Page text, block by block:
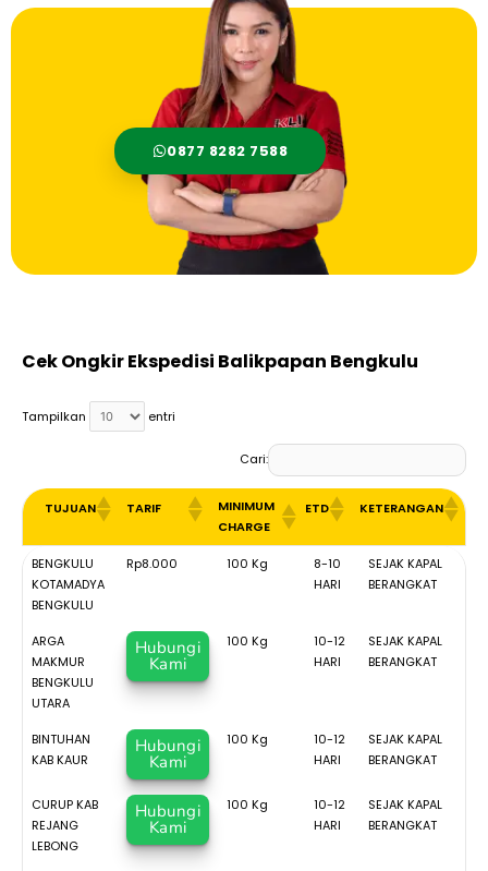
0877 8282 7588
Cek Ongkir Ekspedisi Balikpapan Bengkulu
Tampilkan entri
Cari:
TUJUAN TARIF
MINIMUM
CHARGE
ETD KETERANGAN
TUJUAN TARIF
MINIMUM
CHARGE
ETD KETERANGAN
BENGKULU
KOTAMADYA
BENGKULU
Rp8.000 100 Kg
8-10
HARI
SEJAK KAPAL
BERANGKAT
ARGA
MAKMUR
BENGKULU
UTARA
Hubungi
Kami
100 Kg
10-12
HARI
SEJAK KAPAL
BERANGKAT
BINTUHAN
KAB KAUR
Hubungi
Kami
100 Kg
10-12
HARI
SEJAK KAPAL
BERANGKAT
CURUP KAB
REJANG
LEBONG
Hubungi
Kami
100 Kg
10-12
HARI
SEJAK KAPAL
BERANGKAT